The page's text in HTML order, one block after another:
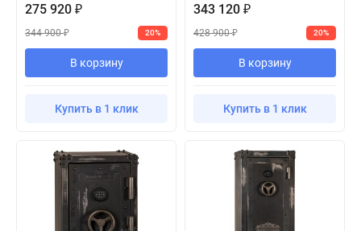
275 920 ₽
344 900₽ 20%
В корзину
Купить в 1 клик
343 120 ₽
428 900₽ 20%
В корзину
Купить в 1 клик